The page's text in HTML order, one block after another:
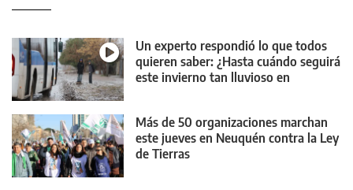
Un experto respondió lo que todos
quieren saber: ¿Hasta cuándo seguirá
este invierno tan lluvioso en
Más de 50 organizaciones marchan
este jueves en Neuquén contra la Ley
de Tierras